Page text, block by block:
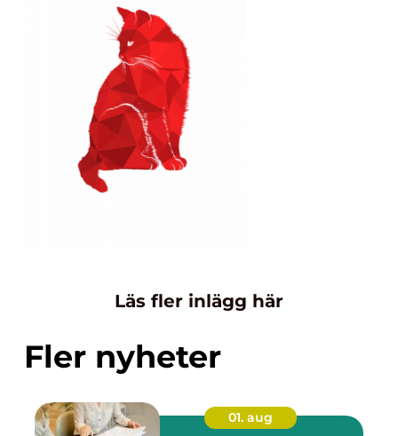
Läs fler inlägg här
Fler nyheter
01. aug